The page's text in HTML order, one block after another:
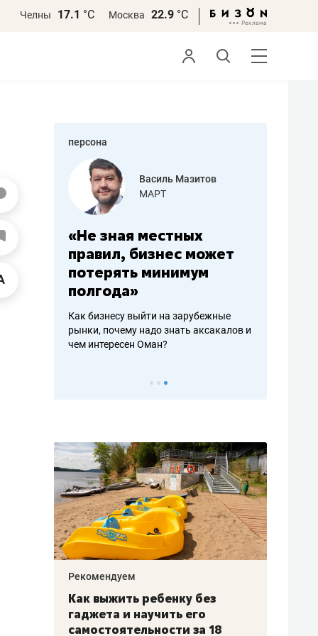
Челны 17.1 °С Москва 22.9 °С
персона
работа
Василь Мазитов
МАРТ
«Не зная местных
правил, бизнес может
потерять минимум
полгода»
Как бизнесу выйти на зарубежные
рынки, почему надо знать аксакалов и
чем интересен Оман?
–
Рекомендуем
Как выжить ребенку без
гаджета и научить его
самостоятельности за 18